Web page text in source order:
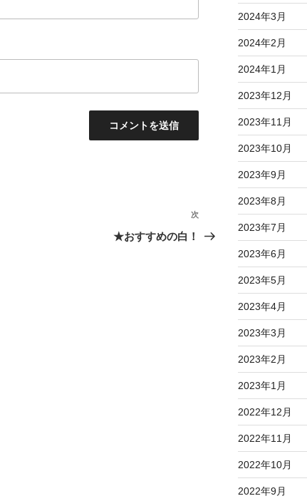
の
次
★おすすめの白！
2024年3月
2024年2月
2024年1月
2023年12月
2023年11月
2023年10月
2023年9月
2023年8月
2023年7月
2023年6月
2023年5月
2023年4月
2023年3月
2023年2月
2023年1月
2022年12月
2022年11月
2022年10月
2022年9月